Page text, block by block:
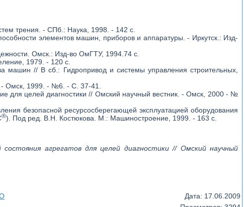
трения. - СПб.: Наука, 1998. - 142 с.
элементов машин, приборов и аппаратуры. - Иркутск.: Изд-
Омск.: Изд-во ОмГТУ, 1994.74 с.
1979. - 120 с.
машин // В сб.: Гидропривод и системы управления строительных,
- Омск, 1999. - №6. - С. 37-41.
для целей диагностики // Омский научный вестник. - Омск, 2000 - №
безопасной ресурсосберегающей эксплуатацией оборудования
®). Под ред. В.Н. Костюкова. М.: Машиностроение, 1999. - 163 с.
агрегатов для целей диагностики // Омский научный
Дата: 17.06.2009